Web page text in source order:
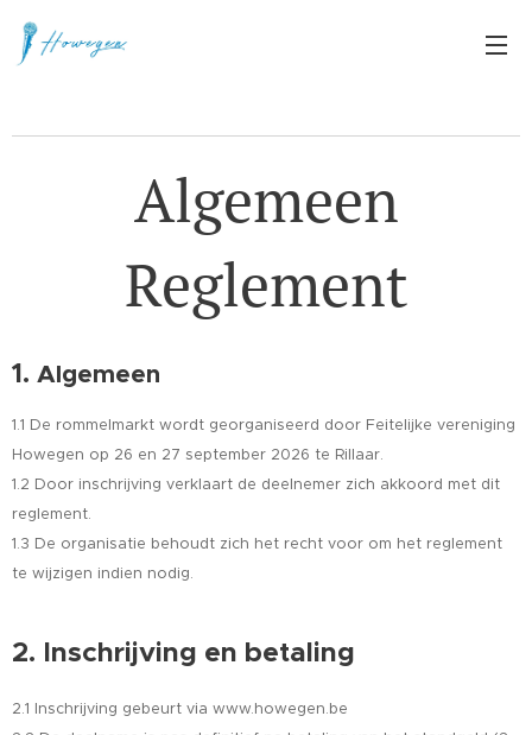
Algemeen
Reglement
1. Algemeen
1.1 De rommelmarkt wordt georganiseerd door Feitelijke vereniging
Howegen op 26 en 27 september 2026 te Rillaar.
1.2 Door inschrijving verklaart de deelnemer zich akkoord met dit
reglement.
1.3 De organisatie behoudt zich het recht voor om het reglement
te wijzigen indien nodig.
2. Inschrijving en betaling
2.1 Inschrijving gebeurt via www.howegen.be